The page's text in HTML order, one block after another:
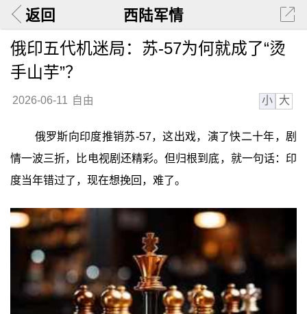
返回 西陆军情
俄印五代机迷局：苏-57为何就成了“烫
手山芋”？
2026-06-11 自由 小 大
俄罗斯向印度推销苏-57，这出戏，演了快二十年，剧
情一波三折，比电视剧还精彩。但归根到底，就一句话：印
度当年错过了，现在想挽回，难了。